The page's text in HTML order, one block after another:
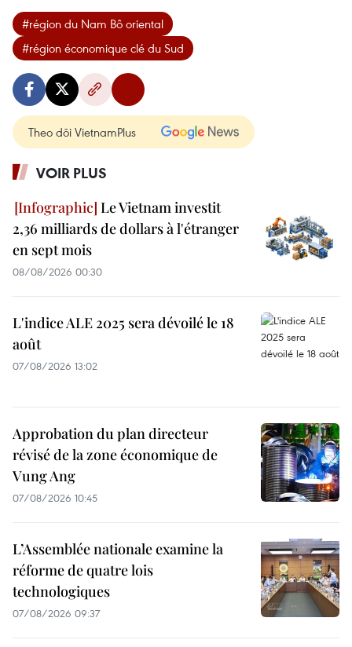
#région du Nam Bô oriental
#région économique clé du Sud
Theo dõi VietnamPlus
VOIR PLUS
Le Vietnam investit
2,36 milliards de dollars à l'étranger
en sept mois
08/08/2026 00:30
L'indice ALE 2025 sera dévoilé le 18
août
07/08/2026 13:02
Approbation du plan directeur
révisé de la zone économique de
Vung Ang
07/08/2026 10:45
L’Assemblée nationale examine la
réforme de quatre lois
technologiques
07/08/2026 09:37